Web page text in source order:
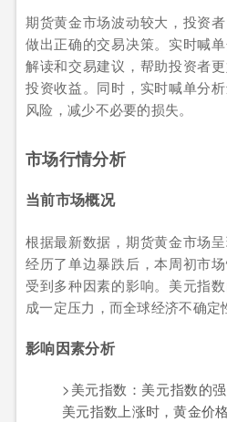
期货黄金市场波动较大，投资
做出正确的交易决策。实时喊
解读和交易建议，帮助投资者
投资收益。同时，实时喊单分
风险，减少不必要的损失。
市场行情分析
当前市场概况
根据最新数据，期货黄金市场
经历了单边暴跌后，本周初市
受到多种因素的影响。美元指
成一定压力，而全球经济不确定
影响因素分析
>美元指数：美元指数的
美元指数上涨时，黄金价